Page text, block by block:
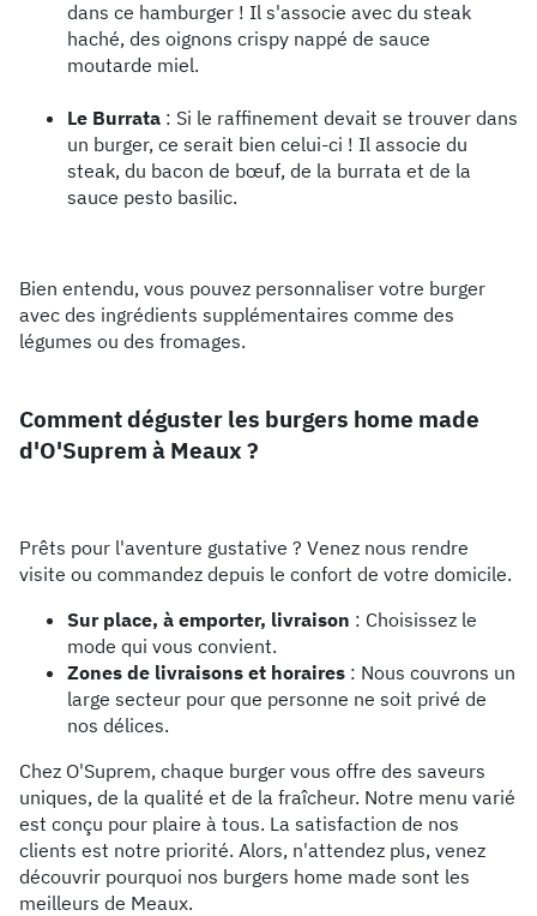
dans ce hamburger ! Il s'associe avec du steak
haché, des oignons crispy nappé de sauce
moutarde miel.
Le Burrata : Si le raffinement devait se trouver dans
un burger, ce serait bien celui-ci ! Il associe du
steak, du bacon de bœuf, de la burrata et de la
sauce pesto basilic.
Bien entendu, vous pouvez personnaliser votre burger
avec des ingrédients supplémentaires comme des
légumes ou des fromages.
Comment déguster les burgers home made
d'O'Suprem à Meaux ?
Prêts pour l'aventure gustative ? Venez nous rendre
visite ou commandez depuis le confort de votre domicile.
Sur place, à emporter, livraison : Choisissez le
mode qui vous convient.
Zones de livraisons et horaires : Nous couvrons un
large secteur pour que personne ne soit privé de
nos délices.
Chez O'Suprem, chaque burger vous offre des saveurs
uniques, de la qualité et de la fraîcheur. Notre menu varié
est conçu pour plaire à tous. La satisfaction de nos
clients est notre priorité. Alors, n'attendez plus, venez
découvrir pourquoi nos burgers home made sont les
meilleurs de Meaux.